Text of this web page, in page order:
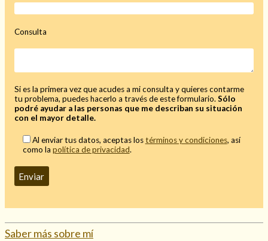
Mis libros favoritos
¿Qué es el tarot?
Consulta
Si es la primera vez que acudes a mi consulta y quieres contarme
tu problema, puedes hacerlo a través de este formulario.Sólo
podré ayudar a las personas que me describan su situación
con el mayor detalle.
Al enviar tus datos, aceptas lostérminos y condiciones, así
como la política de privacidad.
Saber más sobre mí